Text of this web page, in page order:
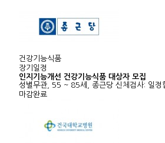
건강기능식품
장기일정
인지기능개선 건강기능식품 대상자 모집
성별무관, 55 ~ 85세, 종근당 신체검사: 일정
마감완료